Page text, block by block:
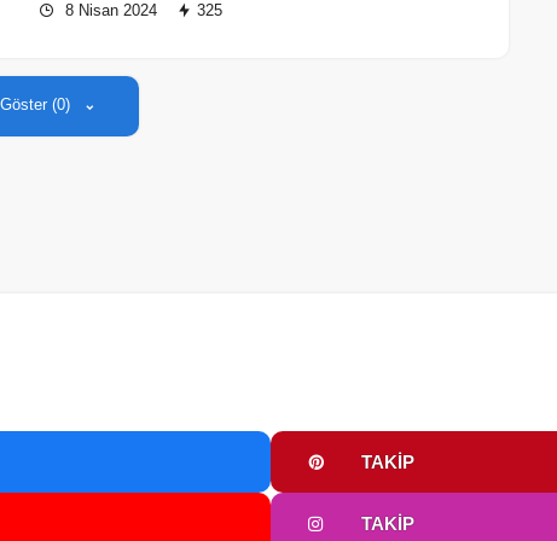
8 Nisan 2024 325
(0)
TAKIP
TAKIP